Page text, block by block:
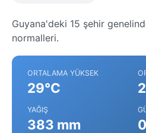
Guyana'deki 15 şehir
normalleri.
ORTALAMA YÜKSEK
29°C
YAĞIŞ
383 mm